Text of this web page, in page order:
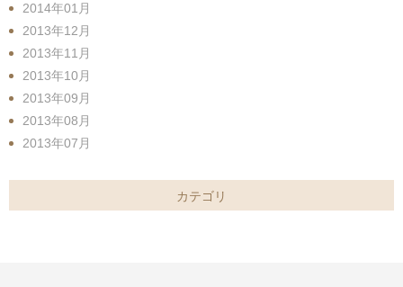
2014年01月
2013年12月
2013年11月
2013年10月
2013年09月
2013年08月
2013年07月
カテゴリ